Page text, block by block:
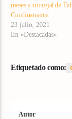
meses a concejal de
Cundinamarca
23 julio, 2021
En «Destacadas»
Etiquetado como:
Autor